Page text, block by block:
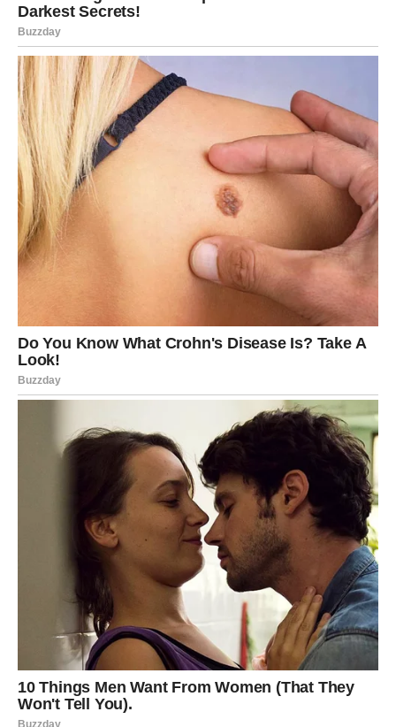
Pred vama su veoma uspješni trenuci.
RAK
Rakovi konačno izlaze iz perioda finansijskih briga.
Novac dolazi kroz posao, pomoć ili priliku koja vam vraća
vjeru u bolje dane.
Sudbina vam vraća ono što zaslužujete
Pred vama su mnogo stabilniji i sretniji dani.
LAV
Lavovima dolazi veliki poslovni uspjeh i mogućnost
ogromne zarade.
Sve ono što ste dugo gradili sada konačno počinje
donositi ozbiljne rezultate.
Vrijeme velikog obilja i luksuza
Pred vama su dani tokom kojih ćete imati razlog za veliko
DJEVICA
Pred vama su dani tokom kojih ćete konačno osjetiti
finansijsku sigurnost.